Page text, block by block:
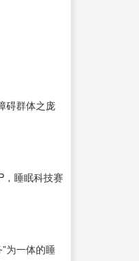
碍群体之庞
，睡眠科技赛
为一体的睡